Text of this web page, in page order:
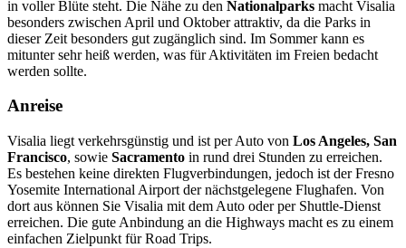
in voller Blüte steht. Die Nähe zu den Nationalparks macht Visalia
besonders zwischen April und Oktober attraktiv, da die Parks in
dieser Zeit besonders gut zugänglich sind. Im Sommer kann es
mitunter sehr heiß werden, was für Aktivitäten im Freien bedacht
werden sollte.
Anreise
Visalia liegt verkehrsgünstig und ist per Auto von Los Angeles, San
Francisco, sowie Sacramento in rund drei Stunden zu erreichen.
Es bestehen keine direkten Flugverbindungen, jedoch ist der Fresno
Yosemite International Airport der nächstgelegene Flughafen. Von
dort aus können Sie Visalia mit dem Auto oder per Shuttle-Dienst
erreichen. Die gute Anbindung an die Highways macht es zu einem
einfachen Zielpunkt für Road Trips.